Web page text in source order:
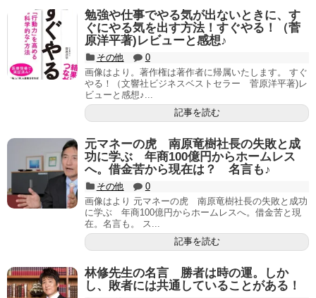
勉強や仕事でやる気が出ないときに、す
ぐにやる気を出す方法！すぐやる！（菅
原洋平著)レビューと感想♪
その他
0
画像はより。著作権は著作者に帰属いたします。 すぐ
やる！（文響社ビジネスベストセラー 菅原洋平著)レ
ビューと感想♪...
記事を読む
元マネーの虎 南原竜樹社長の失敗と成
功に学ぶ 年商100億円からホームレス
へ。借金苦から現在は？ 名言も♪
その他
0
画像はより 元マネーの虎 南原竜樹社長の失敗と成功
に学ぶ 年商100億円からホームレスへ。借金苦と現
在。名言も。 ス...
記事を読む
林修先生の名言 勝者は時の運。しか
し、敗者には共通していることがある！